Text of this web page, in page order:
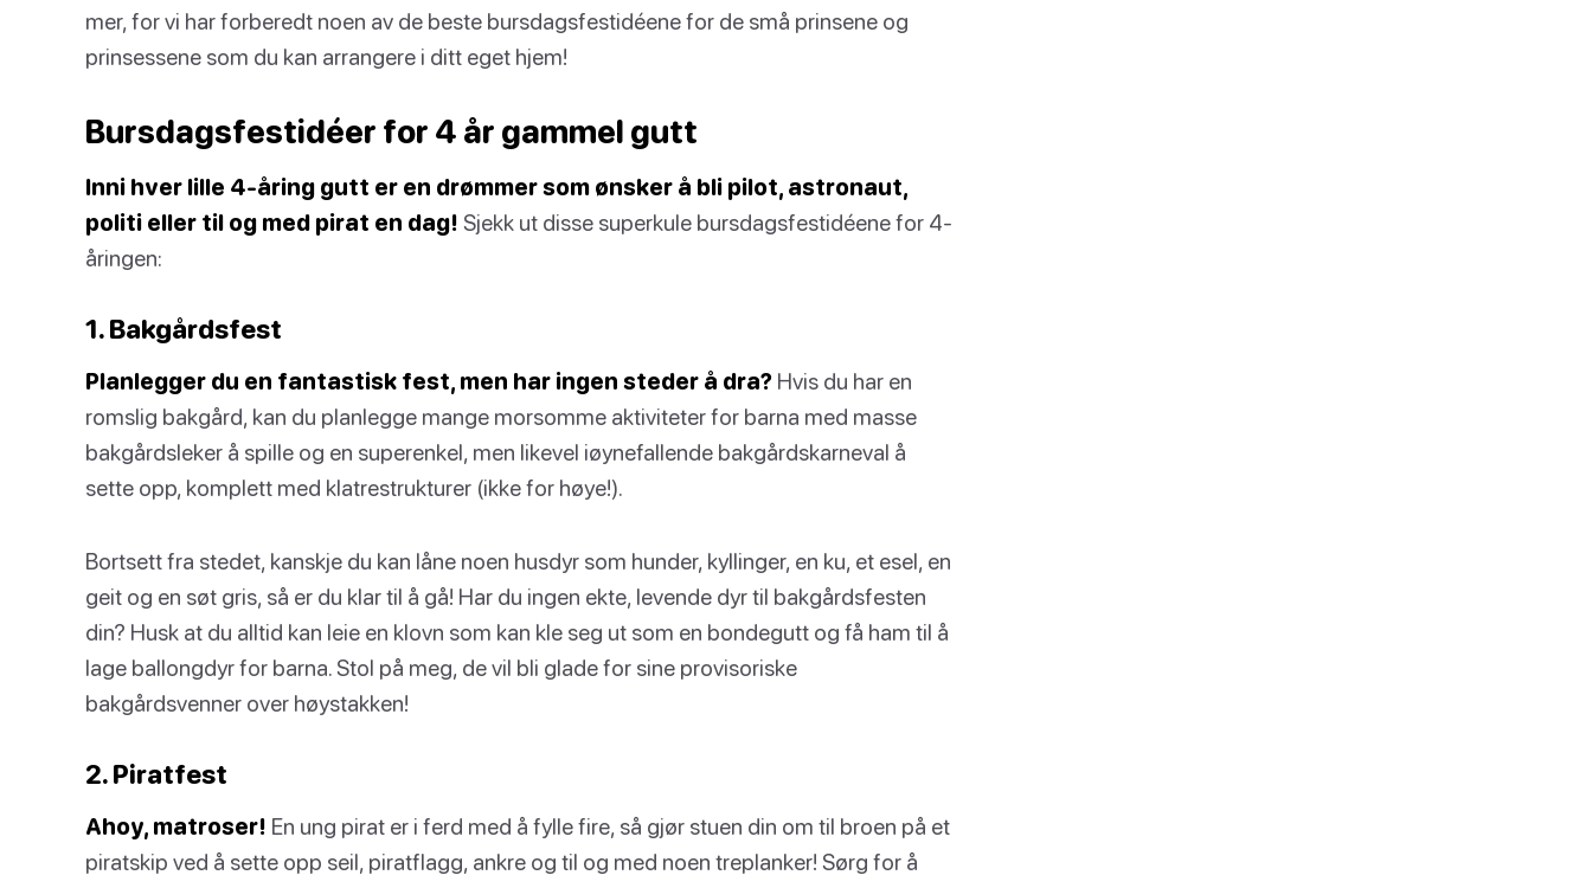
mer, for vi har forberedt noen av de beste bursdagsfestidéene for de små prinsene og
prinsessene som du kan arrangere i ditt eget hjem!
Bursdagsfestidéer for 4 år gammel gutt
Inni hver lille 4-åring gutt er en drømmer som ønsker å bli pilot, astronaut,
politi eller til og med pirat en dag! Sjekk ut disse superkule bursdagsfestidéene for 4-
åringen:
1. Bakgårdsfest
Planlegger du en fantastisk fest, men har ingen steder å dra? Hvis du har en
romslig bakgård, kan du planlegge mange morsomme aktiviteter for barna med masse
bakgårdsleker å spille og en superenkel, men likevel iøynefallende bakgårdskarneval å
sette opp, komplett med klatrestrukturer (ikke for høye!).
Bortsett fra stedet, kanskje du kan låne noen husdyr som hunder, kyllinger, en ku, et esel, en
geit og en søt gris, så er du klar til å gå! Har du ingen ekte, levende dyr til bakgårdsfesten
din? Husk at du alltid kan leie en klovn som kan kle seg ut som en bondegutt og få ham til å
lage ballongdyr for barna. Stol på meg, de vil bli glade for sine provisoriske
bakgårdsvenner over høystakken!
2. Piratfest
Ahoy, matroser! En ung pirat er i ferd med å fylle fire, så gjør stuen din om til broen på et
piratskip ved å sette opp seil, piratflagg, ankre og til og med noen treplanker! Sørg for å